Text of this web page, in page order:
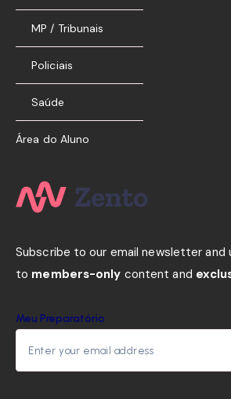
MP / Tribunais
Policiais
Saúde
Área do Aluno
Subscribe to our email newsletter and
to members-only content and
Meu Preparatório